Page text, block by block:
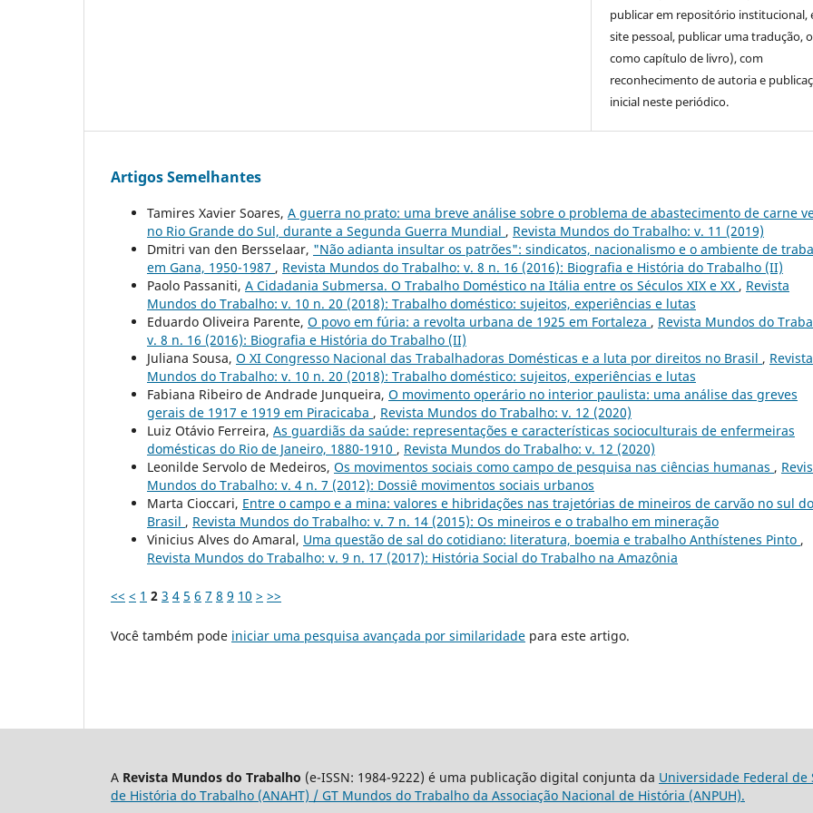
publicar em repositório institucional,
site pessoal, publicar uma tradução,
como capítulo de livro), com
reconhecimento de autoria e
inicial neste periódico.
Artigos Semelhantes
Tamires Xavier Soares, A guerra no prato: uma breve análise sobre o problema de abastecimento de carne
no Rio Grande do Sul, durante a Segunda Guerra Mundial , Revista Mundos do Trabalho: v. 11 (2019)
Dmitri van den Bersselaar, "Não adianta insultar os patrões": sindicatos, nacionalismo e o ambiente de
em Gana, 1950-1987 , Revista Mundos do Trabalho: v. 8 n. 16 (2016): Biografia e História do Trabalho (II)
Paolo Passaniti, A Cidadania Submersa. O Trabalho Doméstico na Itália entre os Séculos XIX e XX , Revista
Mundos do Trabalho: v. 10 n. 20 (2018): Trabalho doméstico: sujeitos, experiências e lutas
Eduardo Oliveira Parente, O povo em fúria: a revolta urbana de 1925 em Fortaleza , Revista Mundos do
v. 8 n. 16 (2016): Biografia e História do Trabalho (II)
Juliana Sousa, O XI Congresso Nacional das Trabalhadoras Domésticas e a luta por direitos no Brasil , Revista
Mundos do Trabalho: v. 10 n. 20 (2018): Trabalho doméstico: sujeitos, experiências e lutas
Fabiana Ribeiro de Andrade Junqueira, O movimento operário no interior paulista: uma análise das greves
gerais de 1917 e 1919 em Piracicaba , Revista Mundos do Trabalho: v. 12 (2020)
Luiz Otávio Ferreira, As guardiãs da saúde: representações e características socioculturais de enfermeiras
domésticas do Rio de Janeiro, 1880-1910 , Revista Mundos do Trabalho: v. 12 (2020)
Leonilde Servolo de Medeiros, Os movimentos sociais como campo de pesquisa nas ciências humanas ,
Mundos do Trabalho: v. 4 n. 7 (2012): Dossiê movimentos sociais urbanos
Marta Cioccari, Entre o campo e a mina: valores e hibridações nas trajetórias de mineiros de carvão no sul do
Brasil , Revista Mundos do Trabalho: v. 7 n. 14 (2015): Os mineiros e o trabalho em mineração
Vinicius Alves do Amaral, Uma questão de sal do cotidiano: literatura, boemia e trabalho Anthístenes Pinto ,
Revista Mundos do Trabalho: v. 9 n. 17 (2017): História Social do Trabalho na Amazônia
<< < 1 2 3 4 5 6 7 8 9 10 > >>
Você também pode iniciar uma pesquisa avançada por similaridade para este artigo.
A Revista Mundos do Trabalho (e-ISSN: 1984-9222) é uma publicação digital conjunta da Universidade Federal de
de História do Trabalho (ANAHT) / GT Mundos do Trabalho da Associação Nacional de História (ANPUH).